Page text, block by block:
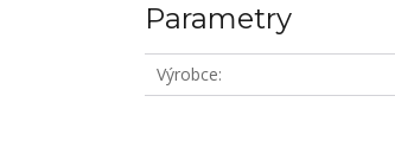
Parametry
Výrobce